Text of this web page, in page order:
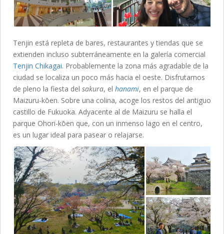
Tenjin está repleta de bares, restaurantes y tiendas que se
extienden incluso subterráneamente en la galería comercial
Tenjin Chikagai. Probablemente la zona más agradable de la
ciudad se localiza un poco más hacia el oeste. Disfrutamos
de pleno la fiesta del sakura, el hanami, en el parque de
Maizuru-kōen. Sobre una colina, acoge los restos del antiguo
castillo de Fukuoka. Adyacente al de Maizuru se halla el
parque Ohori-kōen que, con un inmenso lago en el centro,
es un lugar ideal para pasear o relajarse.